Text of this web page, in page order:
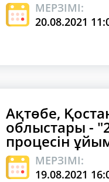
МЕРЗІМІ:
20.08.2021
Ақтөбе,
облыстары -
процесін
МЕРЗІМІ:
19.08.2021